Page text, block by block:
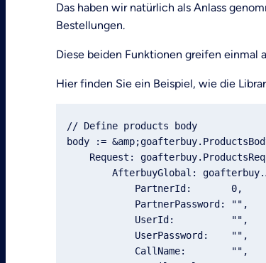
Das haben wir natürlich als Anlass
Bestellungen.
Diese beiden Funktionen greifen
Hier finden Sie ein Beispiel, wie die
// Define products body
body :=